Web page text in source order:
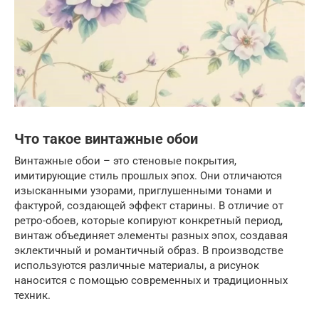
Что такое винтажные обои
Винтажные обои – это стеновые покрытия,
имитирующие стиль прошлых эпох. Они отличаются
изысканными узорами, приглушенными тонами и
фактурой, создающей эффект старины. В отличие от
ретро-обоев, которые копируют конкретный период,
винтаж объединяет элементы разных эпох, создавая
эклектичный и романтичный образ. В производстве
используются различные материалы, а рисунок
наносится с помощью современных и традиционных
техник.